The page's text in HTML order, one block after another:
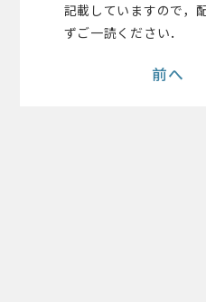
記載していますので，
ずご一読ください．
前へ